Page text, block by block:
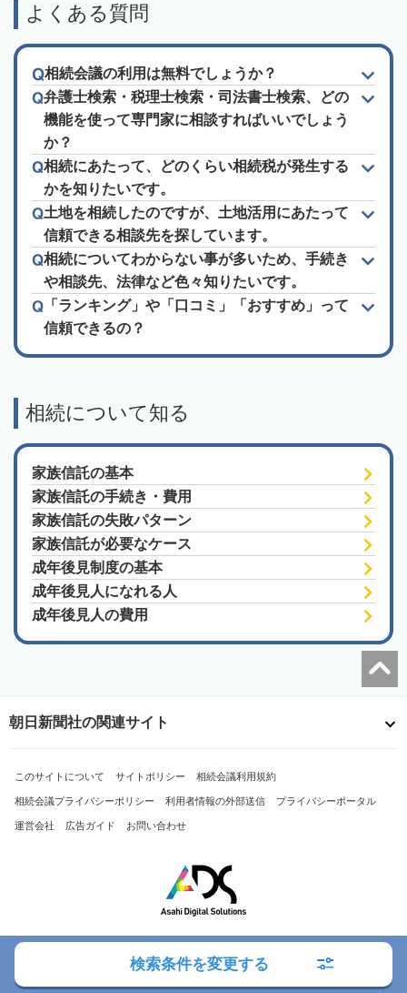
よくある質問
相続会議の利用は無料でしょうか？
弁護士検索・税理士検索・司法書士検索、どの
機能を使って専門家に相談すればいいでしょう
か？
相続にあたって、どのくらい相続税が発生する
かを知りたいです。
土地を相続したのですが、土地活用にあたって
信頼できる相談先を探しています。
相続についてわからない事が多いため、手続き
や相談先、法律など色々知りたいです。
「ランキング」や「口コミ」「おすすめ」って
信頼できるの？
相続について知る
家族信託の基本
家族信託の手続き・費用
家族信託の失敗パターン
家族信託が必要なケース
成年後見制度の基本
成年後見人になれる人
成年後見人の費用
検索条件を変更する
朝日新聞社の関連サイト
このサイトについて サイトポリシー 相続会議利用規約
相続会議プライバシーポリシー 利用者情報の外部送信 プライバシーポータル
運営会社 広告ガイド お問い合わせ